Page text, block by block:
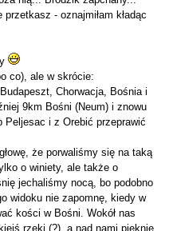
- oznajmiłam kładąc
co), ale w skrócie:
Chorwacja, Bośnia i
9km Bośni (Neum) i znowu
Peljesac i z Orebić przeprawić
że porwaliśmy się na taką
o winiety, ale także o
jechaliśmy nocą, bo podobno
widoku nie zapomnę, kiedy w
kości w Bośni. Wokół nas
rzeki (?), a nad nami pięknie